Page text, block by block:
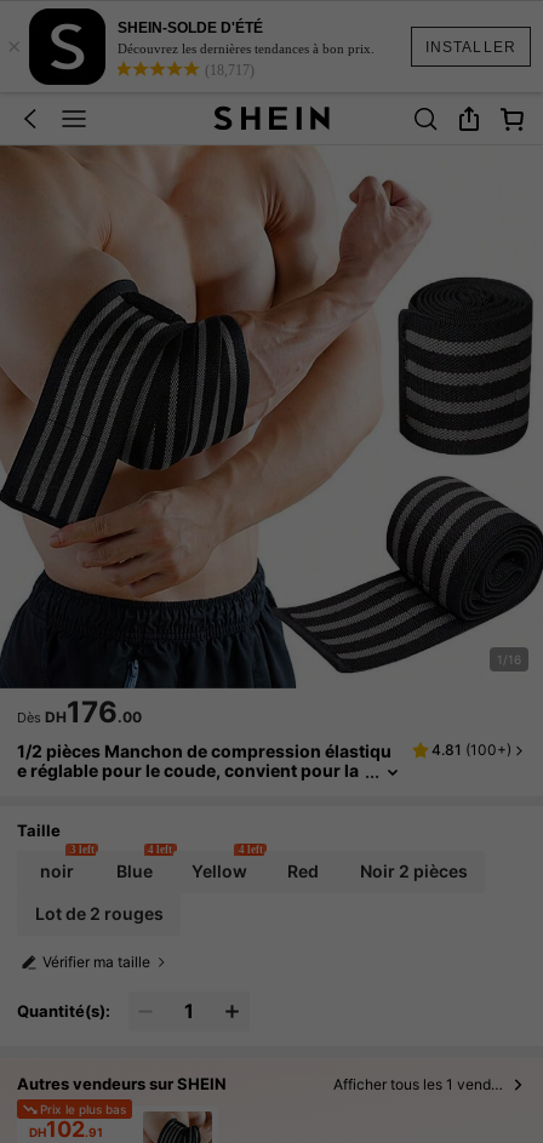
INSTALLER
×
SHEIN-SOLDE D'ÉTÉ
Découvrez les dernières tendances à bon prix.
(18,717)
1/16
Dès DH176.00
1/2 pièces Manchon de compression élastiqu
e réglable pour le coude, convient pour la
4.81 (100+)
Taille
noir
3 left
Blue
4 left
Yellow
4 left
Red Noir 2 pièces
Lot de 2 rouges
Vérifier ma taille
Quantité(s):
Autres vendeurs sur SHEIN Afficher tous les 1 vendeurs
Prix le plus bas
DH102.91